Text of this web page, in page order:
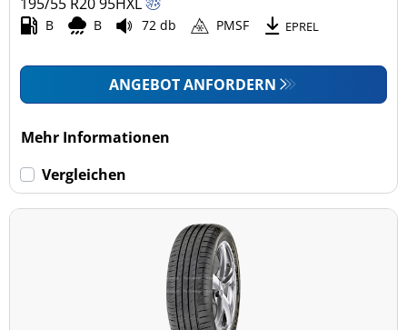
B B 72 db PMSF EPREL
ANGEBOT ANFORDERN
Mehr Informationen
Vergleichen